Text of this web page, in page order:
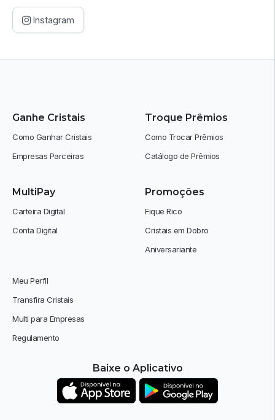
Instagram
Ganhe Cristais
Como Ganhar Cristais
Empresas Parceiras
MultiPay
Carteira Digital
Conta Digital
Troque Prêmios
Como Trocar Prêmios
Catálogo de Prêmios
Promoções
Fique Rico
Cristais em Dobro
Aniversariante
Meu Perfil
Transfira Cristais
Multi para Empresas
Regulamento
Baixe o Aplicativo